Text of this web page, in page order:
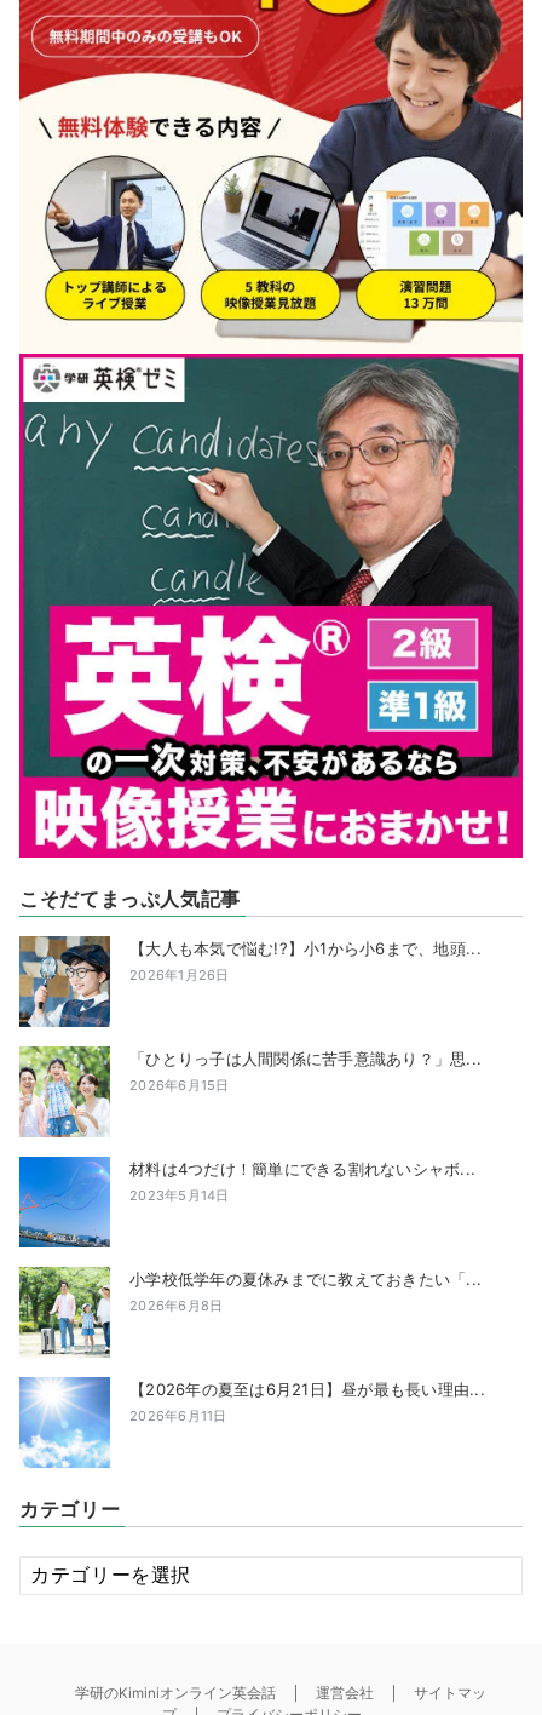
こそだてまっぷ人気記事
【大人も本気で悩む!?】小1から小6まで、地頭...
2026年1月26日
「ひとりっ子は人間関係に苦手意識あり？」思...
2026年6月15日
材料は4つだけ！簡単にできる割れないシャボ...
2023年5月14日
小学校低学年の夏休みまでに教えておきたい「...
2026年6月8日
【2026年の夏至は6月21日】昼が最も長い理由...
2026年6月11日
カテゴリー
カ
テ
学研のKiminiオンライン英会話 運営会社
サイトマッ